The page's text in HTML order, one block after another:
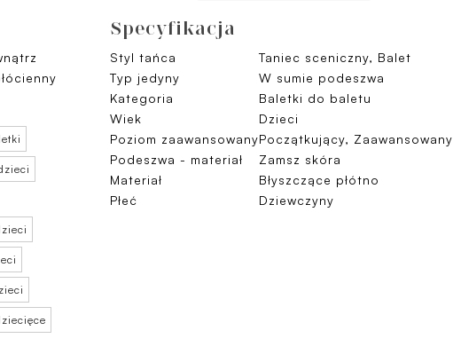
Specyfikacja
Styl tańca
Taniec sceniczny, Balet
Typ jedyny
W sumie podeszwa
Kategoria
Baletki do baletu
Wiek
Dzieci
Poziom zaawansowanyPoczątkujący, Zaawansowany
Podeszwa - materiał
Zamsz skóra
Materiał
Błyszczące płótno
Płeć
Dziewczyny